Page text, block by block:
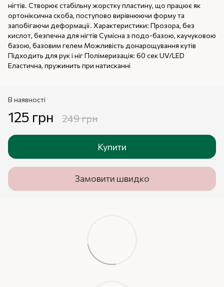
нігтів. Створює стабільну жорстку пластину, що працює як
ортоніксична скоба, поступово вирівнюючи форму та
запобігаючи деформації. Характеристики: Прозора, без
кислот, безпечна для нігтів Сумісна з подо-базою, каучуковою
базою, базовим гелем Можливість донарощування кутів
Підходить для рук і ніг Полімеризація: 60 сек UV/LED
Еластична, пружинить при натисканні
В наявності
125 грн 249 грн
Купити
Замовити швидко